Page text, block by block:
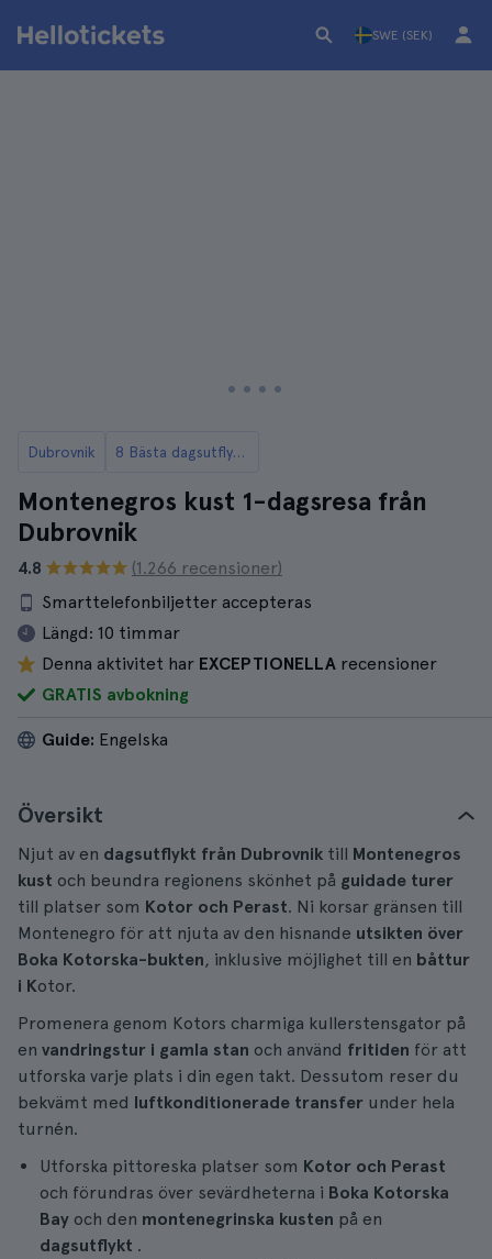
SWE (SEK)
Dubrovnik 8 Bästa dagsutflykter från Dubrovnik
Montenegros kust 1-dagsresa från
Dubrovnik
4.8
(1.266 recensioner)
Smarttelefonbiljetter accepteras
Längd: 10 timmar
Denna aktivitet har EXCEPTIONELLA recensioner
GRATIS avbokning
Guide: Engelska
Översikt
Njut av en dagsutflykt från Dubrovnik till Montenegros
kust och beundra regionens skönhet på guidade turer
till platser som Kotor och Perast. Ni korsar gränsen till
Montenegro för att njuta av den hisnande utsikten över
Boka Kotorska-bukten, inklusive möjlighet till en båttur
i Kotor.
Promenera genom Kotors charmiga kullerstensgator på
en vandringstur i gamla stan och använd fritiden för att
utforska varje plats i din egen takt. Dessutom reser du
bekvämt med luftkonditionerade transfer under hela
turnén.
Utforska pittoreska platser som Kotor och Perast
och förundras över sevärdheterna i Boka Kotorska
Bay och den montenegrinska kusten på en
dagsutflykt .